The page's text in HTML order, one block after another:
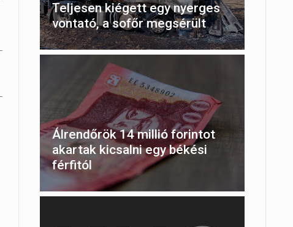
Teljesen kiégett egy nyerges
vontató, a sofőr megsérült
Álrendőrök 14 millió forintot
akartak kicsalni egy békési
férfitól